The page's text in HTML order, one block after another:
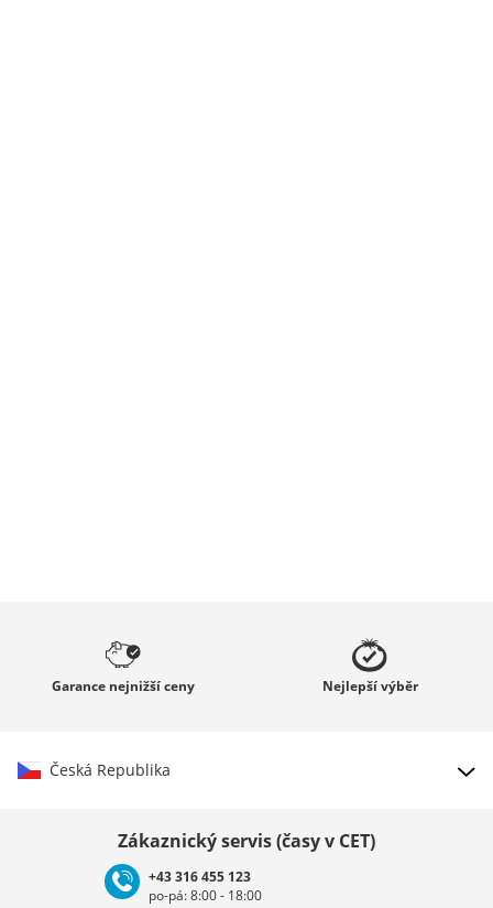
Garance nejnižší ceny Nejlepšívýběr
Česká Republika
Deutschland Österreich
Zákaznický servis (časy v CET)
+43 316 455 123
po-pá: 8:00 - 18:00